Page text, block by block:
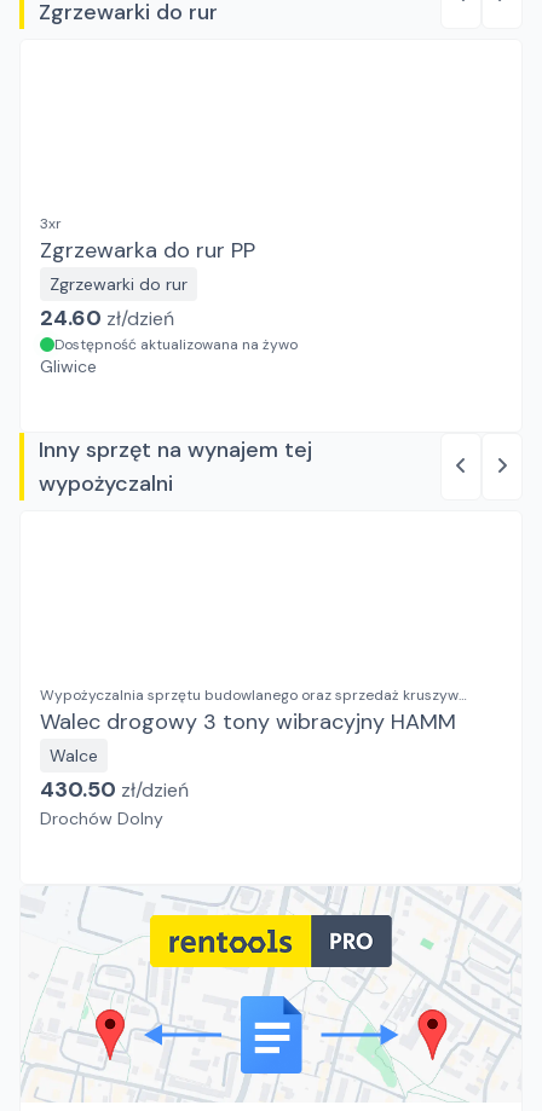
Zgrzewarki do rur
3xr
Zgrzewarka do rur PP
Zgrzewarki do rur
24.60 zł/dzień
Dostępność aktualizowana na żywo
Gliwice
Inny sprzęt na wynajem tej
wypożyczalni
Wypożyczalnia sprzętu budowlanego oraz sprzedaż kruszyw
ozdobnych RENTAL BUD Justyna Dusza-Kumor
Walec drogowy 3 tony wibracyjny HAMM
Walce
430.50 zł/dzień
Drochów Dolny